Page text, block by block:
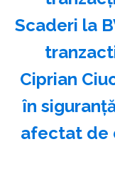
Scaderi la
Ciprian
în
afectat de